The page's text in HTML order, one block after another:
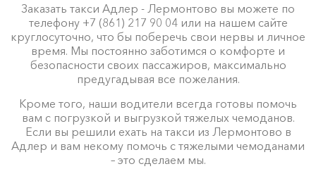
Заказать такси Адлер - Лермонтово вы можете по
телефону +7 (861) 217 90 04 или на нашем сайте
круглосуточно, что бы поберечь свои нервы и личное
время. Мы постоянно заботимся о комфорте и
безопасности своих пассажиров, максимально
предугадывая все пожелания.
Кроме того, наши водители всегда готовы помочь
вам с погрузкой и выгрузкой тяжелых чемоданов.
Если вы решили ехать на такси из Лермонтово в
Адлер и вам некому помочь с тяжелыми чемоданами
– это сделаем мы.